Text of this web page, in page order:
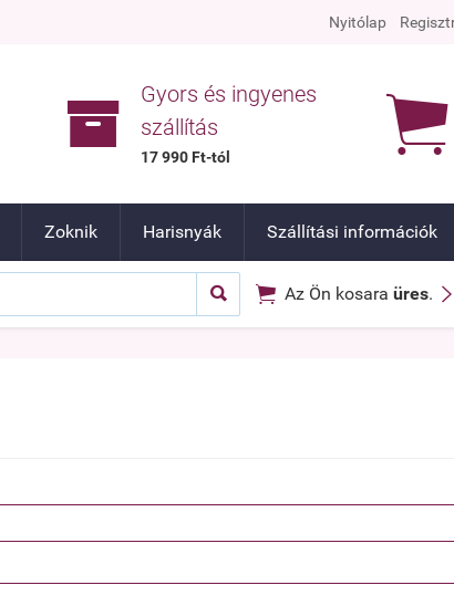
Nyitólap

Gyors és ingyenes
szállítás
17 990 Ft-tól 
Zoknik Harisnyák Szállítási információk
  Az Ön kosara üres. 